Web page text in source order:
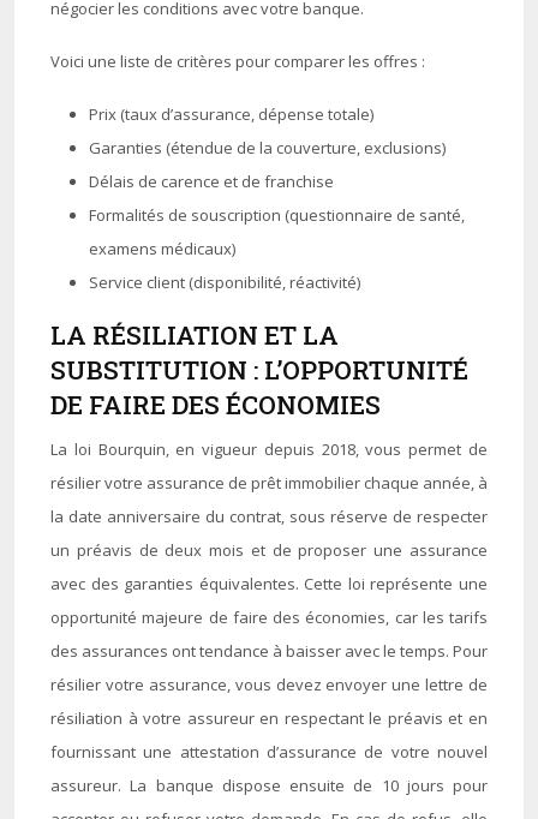
négocier les conditions avec votre banque.
Voici une liste de critères pour comparer les offres :
Prix (taux d’assurance, dépense totale)
Garanties (étendue de la couverture, exclusions)
Délais de carence et de franchise
Formalités de souscription (questionnaire de santé,
examens médicaux)
Service client (disponibilité, réactivité)
LA RÉSILIATION ET LA
SUBSTITUTION : L’OPPORTUNITÉ
DE FAIRE DES ÉCONOMIES
La loi Bourquin, en vigueur depuis 2018, vous permet de
résilier votre assurance de prêt immobilier chaque année, à
la date anniversaire du contrat, sous réserve de respecter
un préavis de deux mois et de proposer une assurance
avec des garanties équivalentes. Cette loi représente une
opportunité majeure de faire des économies, car les tarifs
des assurances ont tendance à baisser avec le temps. Pour
résilier votre assurance, vous devez envoyer une lettre de
résiliation à votre assureur en respectant le préavis et en
fournissant une attestation d’assurance de votre nouvel
assureur. La banque dispose ensuite de 10 jours pour